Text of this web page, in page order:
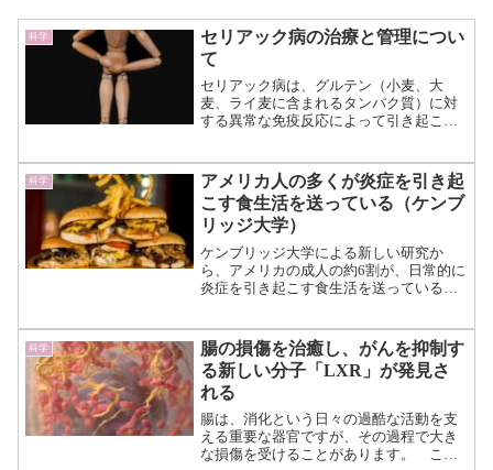
科学
セリアック病の治療と管理につい
て
セリアック病は、グルテン（小麦、大
麦、ライ麦に含まれるタンパク質）に対
する異常な免疫反応によって引き起こさ
損傷し、栄養の吸収が阻害されるため、
消化不良や栄養不足を引き起こ...（続き
を読む）
科学
アメリカ人の多くが炎症を引き起
こす食生活を送っている（ケンブ
リッジ大学）
ケンブリッジ大学による新しい研究か
ら、アメリカの成人の約6割が、日常的に
炎症を引き起こす食生活を送っているこ
の防御反応ですが、これが慢性的に続く
と、がんや心臓病、糖尿病な...（続きを
読む）
科学
腸の損傷を治癒し、がんを抑制す
る新しい分子「LXR」が発見さ
れる
腸は、消化という日々の過酷な活動を支
える重要な器官ですが、その過程で大き
な損傷を受けることがあります。 この